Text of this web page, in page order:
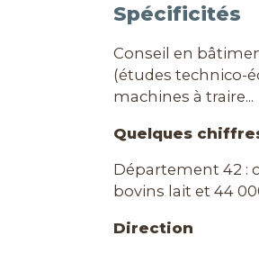
Spécificités
Conseil en
(études technico-
machines à traire...
Quelques
Département 42 :
bovins lait et 44
Direction